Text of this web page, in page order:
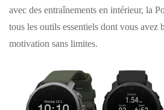
avec des entraînements en intérieur, la
tous les outils essentiels dont vous avez
motivation sans limites.